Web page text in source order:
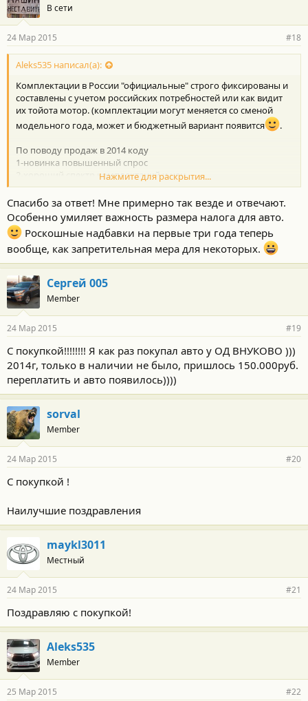
В сети
24 Мар 2015 #18
Aleks535 написал(а):
Комплектации в России "официальные" строго фиксированы и
составлены с учетом российских потребностей или как видит
их тойота мотор. (комплектации могут меняется со сменой
модельного года, может и бюджетный вариант появится
.
По поводу продаж в 2014 коду
1-новинка повышенный спрос
2-хороший спектр комплектаций и цен
3-моторы 2,7 188 и САМОЕ важное 3,5 249 л.с.
4-Цена даже занижена по состоянию с конкурентами. (можно
было сразу дороже ставить)
5-бренд Тойота и модель Зарекомендовали себя как надежный
автомобиль
6-дизайн.
7-ожиатаж мало автомобилей, планы по сборке на заводе
планируются за полгода, нельзя взять с собрать еще 10 000
автомобилей.
8-САМ Автомобиль Он Получился и не только с точке зрения
маркетинга.
и т.п.
Нажмите для раскрытия...
Спасибо за ответ! Мне примерно так везде и отвечают.
Особенно умиляет важность размера налога для авто.
Роскошные надбавки на первые три года теперь
вообще, как запретительная мера для некоторых.
Сергей 005
Member
24 Мар 2015 #19
С покупкой!!!!!!!! Я как раз покупал авто у ОД ВНУКОВО )))
2014г, только в наличии не было, пришлось 150.000руб.
переплатить и авто появилось))))
sorval
Member
24 Мар 2015 #20
С покупкой !
Наилучшие поздравления
maykl3011
Местный
24 Мар 2015 #21
Поздравляю с покупкой!
Aleks535
Member
25 Мар 2015 #22